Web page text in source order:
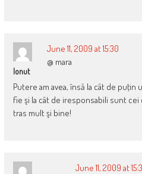
Ionut
June 11, 2009 at 15:30
@ mara
Putere am avea, însă la cât de
fie şi la cât de iresponsabili sunt
tras mult şi bine!
June 11, 2009 at